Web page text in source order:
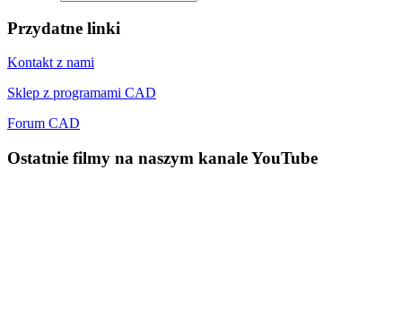
Przydatne linki
Kontakt z nami
Sklep z programami CAD
Forum CAD
Ostatnie filmy na naszym kanale YouTube